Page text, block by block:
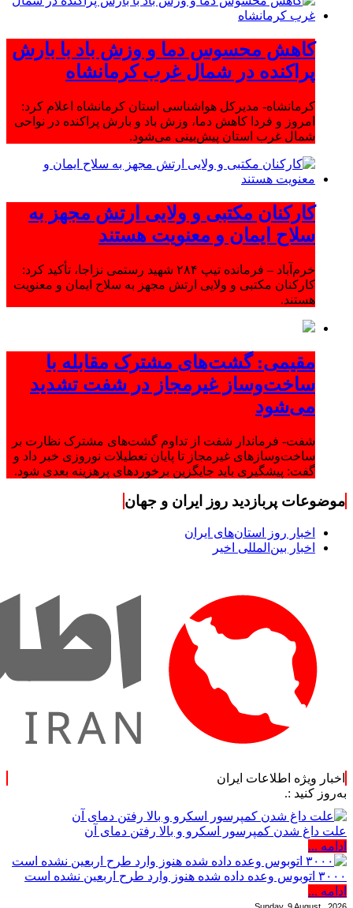
کاهش محسوس دما و وزش باد با بارش
پراکنده در شمال غرب کرمانشاه
کرمانشاه- مدیرکل هواشناسی استان کرمانشاه اعلام کرد:
امروز و فردا کاهش دما، وزش باد و بارش پراکنده در نواحی
شمال غرب استان پیش‌بینی می‌شود.
کارکنان مکتبی و ولایی ارتش مجهز به
سلاح ایمان و معنویت هستند
خرم‌آباد – فرمانده تیپ ۲۸۴ شهید رستمی نزاجا، تأکید کرد:
کارکنان مکتبی و ولایی ارتش مجهز به سلاح ایمان و معنویت
هستند.
مقیمی: گشت‌های مشترک مقابله با
ساخت‌وساز غیرمجاز در شفت تشدید
می‌شود
شفت- فرماندار شفت از تداوم گشت‌های مشترک نظارت بر
ساخت‌وسازهای غیرمجاز تا پایان تعطیلات نوروزی خبر داد و
گفت: پیشگیری باید جایگزین برخوردهای پرهزینه بعدی شود.
موضوعات پربازدید روز ایران و جهان
اخبار روز استان‌های ایران
اخبار بین‌المللی اخیر
اخبار ویژه اطلاعات ایران
:.
علت داغ شدن کمپرسور اسکرو و بالا رفتن دمای آن
ادامه ...
۳۰۰۰ اتوبوس وعده داده شده هنوز وارد طرح اربعین نشده است
ادامه ...